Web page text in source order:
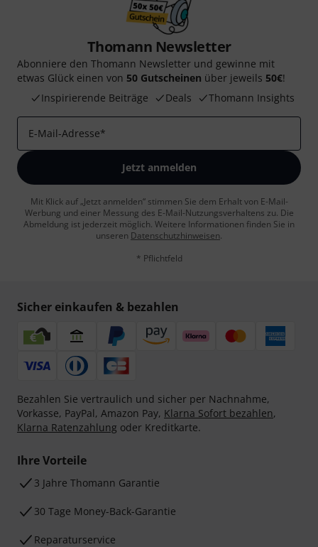
Thomann Newsletter
Abonniere den Thomann Newsletter und gewinne mit
etwas Glück einen von 50 Gutscheinen über jeweils 50€!
Inspirierende Beiträge
Deals Thomann Insights
E-Mail-Adresse*
Jetzt anmelden
Mit Klick auf „Jetzt anmelden“ stimmen Sie dem Erhalt von E-Mail-
Werbung und einer Messung des E-Mail-Nutzungsverhaltens zu. Die
Abmeldung ist jederzeit möglich. Weitere Informationen finden Sie in
unseren Datenschutzhinweisen.
* Pflichtfeld
Sicher einkaufen & bezahlen
Bezahlen Sie vertraulich und sicher per Nachnahme,
Vorkasse, PayPal, Amazon Pay, Klarna Sofort bezahlen,
Klarna Ratenzahlung oder Kreditkarte.
Ihre Vorteile
3 Jahre Thomann Garantie
30 Tage Money-Back-Garantie
Reparaturservice